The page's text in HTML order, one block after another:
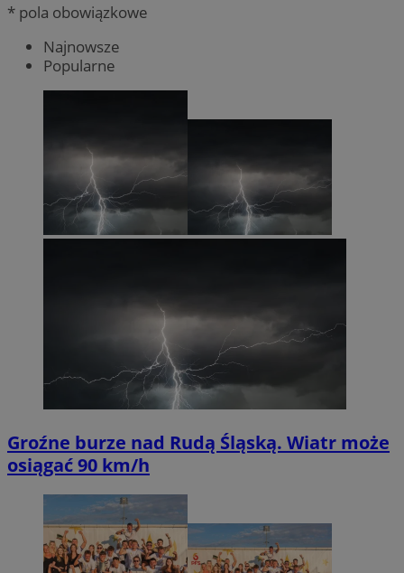
* pola obowiązkowe
Najnowsze
Popularne
Groźne burze nad Rudą Śląską. Wiatr może
osiągać 90 km/h